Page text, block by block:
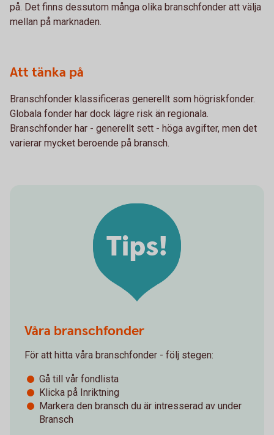
på. Det finns dessutom många olika branschfonder att välja
mellan på marknaden.
Att tänka på
Branschfonder klassificeras generellt som högriskfonder.
Globala fonder har dock lägre risk än regionala.
Branschfonder har - generellt sett - höga avgifter, men det
varierar mycket beroende på bransch.
Våra branschfonder
För att hitta våra branschfonder - följ stegen:
Gå till vår fondlista
Klicka på Inriktning
Markera den bransch du är intresserad av under
Bransch
Tips!